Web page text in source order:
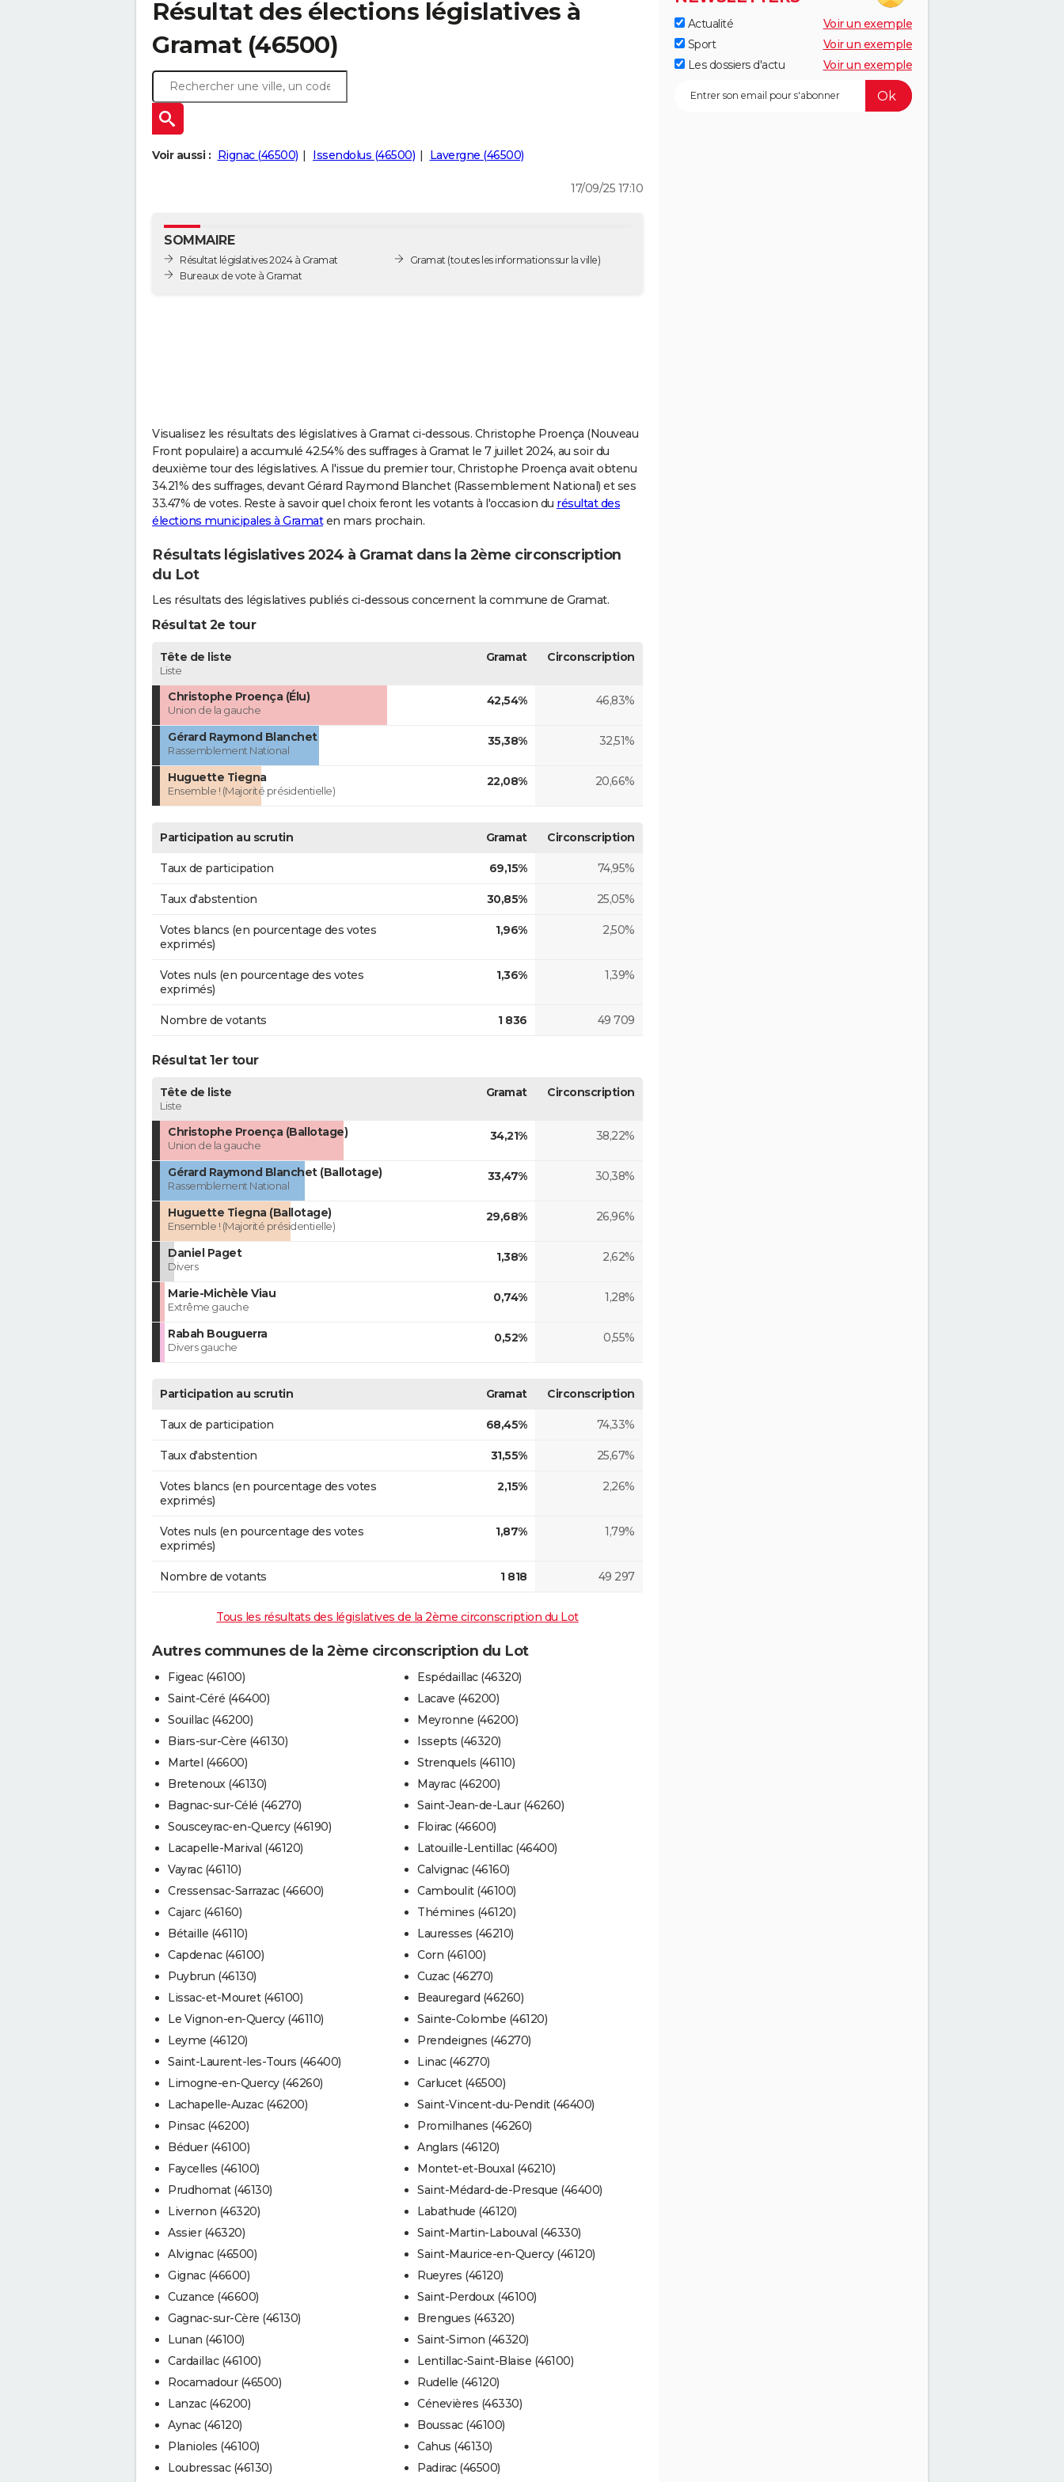
Résultat des élections législatives à
Gramat (46500)
Voir aussi : Rignac (46500) Issendolus (46500) Lavergne (46500)
17/09/25 17:10
SOMMAIRE
Résultat législatives 2024 à Gramat
Bureaux de vote à Gramat
Gramat (toutes les informations sur la ville)
Visualisez les résultats des législatives à Gramat ci-dessous. Christophe Proença (Nouveau
Front populaire) a accumulé 42.54% des suffrages à Gramat le 7 juillet 2024, au soir du
deuxième tour des législatives. A l'issue du premier tour, Christophe Proença avait obtenu
34.21% des suffrages, devant Gérard Raymond Blanchet (Rassemblement National) et ses
33.47% de votes. Reste à savoir quel choix feront les votants à l'occasion du résultat des
élections municipales à Gramaten mars prochain.
Résultats législatives 2024 à Gramat dans la 2ème circonscription
du Lot
Les résultats des législatives publiés ci-dessous concernent la commune de Gramat.
Résultat 2e tour
Tête de liste
Liste
Gramat Circonscription
Christophe Proença (Élu)
Union de la gauche
42,54% 46,83%
Gérard Raymond Blanchet
Rassemblement National
35,38% 32,51%
Huguette Tiegna
Ensemble ! (Majorité présidentielle)
22,08% 20,66%
Participation au scrutin Gramat Circonscription
Taux de participation 69,15% 74,95%
Taux d'abstention 30,85% 25,05%
Votes blancs (en pourcentage des votes
exprimés)
1,96% 2,50%
Votes nuls (en pourcentage des votes
exprimés)
1,36% 1,39%
Nombre de votants 1 836 49 709
Résultat 1er tour
Tête de liste
Liste
Gramat Circonscription
Christophe Proença (Ballotage)
Union de la gauche
34,21% 38,22%
Gérard Raymond Blanchet (Ballotage)
Rassemblement National
33,47% 30,38%
Huguette Tiegna (Ballotage)
Ensemble ! (Majorité présidentielle)
29,68% 26,96%
Daniel Paget
Divers
1,38% 2,62%
Marie-Michèle Viau
Extrême gauche
0,74% 1,28%
Rabah Bouguerra
Divers gauche
0,52% 0,55%
Participation au scrutin Gramat Circonscription
Taux de participation 68,45% 74,33%
Taux d'abstention 31,55% 25,67%
Votes blancs (en pourcentage des votes
exprimés)
2,15% 2,26%
Votes nuls (en pourcentage des votes
exprimés)
1,87% 1,79%
Nombre de votants 1 818 49 297
Tous les résultats des législatives de la 2ème circonscription du Lot
Autres communes de la 2ème circonscription du Lot
Figeac (46100)
Saint-Céré (46400)
Souillac (46200)
Biars-sur-Cère (46130)
Martel (46600)
Bretenoux (46130)
Bagnac-sur-Célé (46270)
Sousceyrac-en-Quercy (46190)
Lacapelle-Marival (46120)
Vayrac (46110)
Cressensac-Sarrazac (46600)
Cajarc (46160)
Bétaille (46110)
Capdenac (46100)
Puybrun (46130)
Lissac-et-Mouret (46100)
Le Vignon-en-Quercy (46110)
Leyme (46120)
Saint-Laurent-les-Tours (46400)
Limogne-en-Quercy (46260)
Lachapelle-Auzac (46200)
Pinsac (46200)
Béduer (46100)
Faycelles (46100)
Prudhomat (46130)
Livernon (46320)
Assier (46320)
Alvignac (46500)
Gignac (46600)
Cuzance (46600)
Gagnac-sur-Cère (46130)
Lunan (46100)
Cardaillac (46100)
Rocamadour (46500)
Lanzac (46200)
Aynac (46120)
Planioles (46100)
Loubressac (46130)
Espédaillac (46320)
Lacave (46200)
Meyronne (46200)
Issepts (46320)
Strenquels (46110)
Mayrac (46200)
Saint-Jean-de-Laur (46260)
Floirac (46600)
Latouille-Lentillac (46400)
Calvignac (46160)
Camboulit (46100)
Thémines (46120)
Lauresses (46210)
Corn (46100)
Cuzac (46270)
Beauregard (46260)
Sainte-Colombe (46120)
Prendeignes (46270)
Linac (46270)
Carlucet (46500)
Saint-Vincent-du-Pendit (46400)
Promilhanes (46260)
Anglars (46120)
Montet-et-Bouxal (46210)
Saint-Médard-de-Presque (46400)
Labathude (46120)
Saint-Martin-Labouval (46330)
Saint-Maurice-en-Quercy (46120)
Rueyres (46120)
Saint-Perdoux (46100)
Brengues (46320)
Saint-Simon (46320)
Lentillac-Saint-Blaise (46100)
Rudelle (46120)
Cénevières (46330)
Boussac (46100)
Cahus (46130)
Padirac (46500)
Actualité
Voir un exemple
Sport
Voir un exemple
Les dossiers d'actu
Voir un exemple